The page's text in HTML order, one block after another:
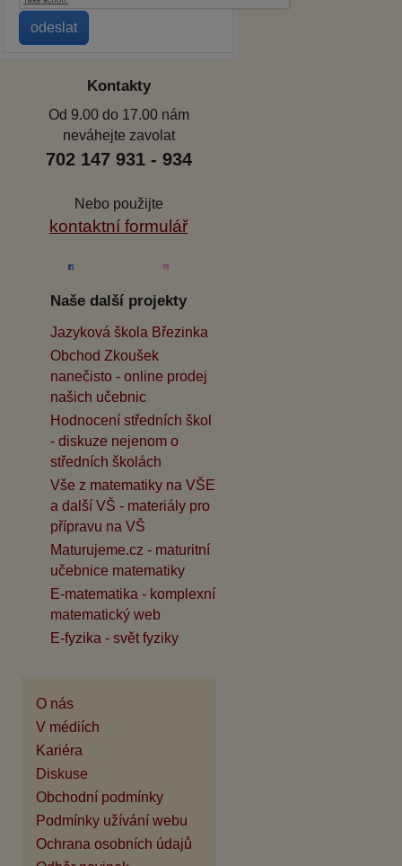
Kontakty
Od 9.00 do 17.00 nám
neváhejte zavolat
702 147 931 - 934
Nebo použijte
kontaktní formulář
Naše další projekty
Jazyková škola Březinka
Obchod Zkoušek
nanečisto - online prodej
našich učebnic
Hodnocení středních škol
- diskuze nejenom o
středních školách
Vše z matematiky na VŠE
a další VŠ - materiály pro
přípravu na VŠ
Maturujeme.cz - maturitní
učebnice matematiky
E-matematika - komplexní
matematický web
E-fyzika - svět fyziky
O nás
V médiích
Kariéra
Diskuse
Obchodní podmínky
Podmínky užívání webu
Ochrana osobních údajů